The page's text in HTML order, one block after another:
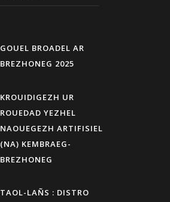
GOUEL BROADEL AR
BREZHONEG 2025
KROUIDIGEZH UR
ROUEDAD YEZHEL
NAOUEGEZH ARTIFISIEL
(NA) KEMBRAEG-
BREZHONEG
TAOL-LAÑS : DISTRO